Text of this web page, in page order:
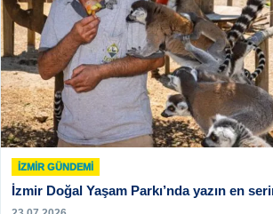
İZMIR GÜNDEMI
İzmir Doğal Yaşam Parkı’nda yazın en